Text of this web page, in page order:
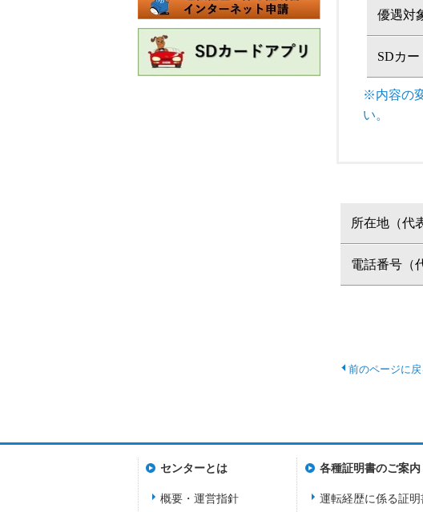
優遇対
SDカ
※内容の
い。
所在地（代
電話番号（
センターとは
概要・運営指針
各種証明書のご案内
運転経歴に係る証明